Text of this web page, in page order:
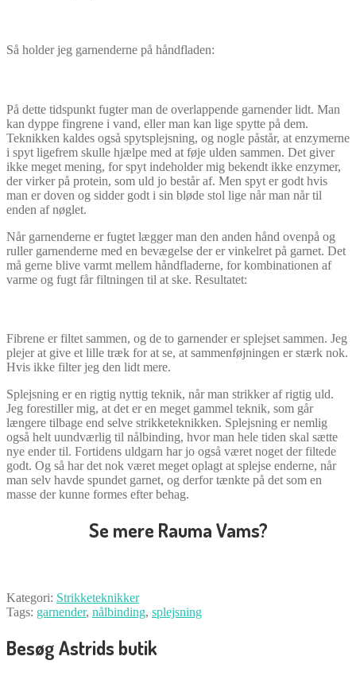
Så holder jeg garnenderne på håndfladen:
På dette tidspunkt fugter man de overlappende garnender lidt. Man
kan dyppe fingrene i vand, eller man kan lige spytte på dem.
Teknikken kaldes også spytsplejsning, og nogle påstår, at enzymerne
i spyt ligefrem skulle hjælpe med at føje ulden sammen. Det giver
ikke meget mening, for spyt indeholder mig bekendt ikke enzymer,
der virker på protein, som uld jo består af. Men spyt er godt hvis
man er doven og sidder godt i sin bløde stol lige når man når til
enden af nøglet.
Når garnenderne er fugtet lægger man den anden hånd ovenpå og
ruller garnenderne med en bevægelse der er vinkelret på garnet. Det
må gerne blive varmt mellem håndfladerne, for kombinationen af
varme og fugt får filtningen til at ske. Resultatet:
Fibrene er filtet sammen, og de to garnender er splejset sammen. Jeg
plejer at give et lille træk for at se, at sammenføjningen er stærk nok.
Hvis ikke filter jeg den lidt mere.
Splejsning er en rigtig nyttig teknik, når man strikker af rigtig uld.
Jeg forestiller mig, at det er en meget gammel teknik, som går
længere tilbage end selve strikketeknikken. Splejsning er nemlig
også helt uundværlig til nålbinding, hvor man hele tiden skal sætte
nye ender til. Fortidens uldgarn har jo også været noget der filtede
godt. Og så har det nok været meget oplagt at splejse enderne, når
man selv havde spundet garnet, og derfor tænkte på det som en
masse der kunne formes efter behag.
Se mere Rauma Vams?
Kategori: Strikketeknikker
Tags: garnender, nålbinding, splejsning
Besøg Astrids butik